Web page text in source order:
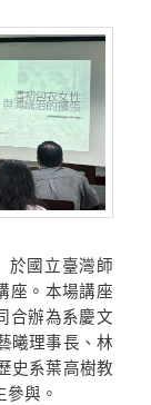
國立臺灣師
座。本場講座
合辦為系慶文
曦理事長、林
史系葉高樹教
與。